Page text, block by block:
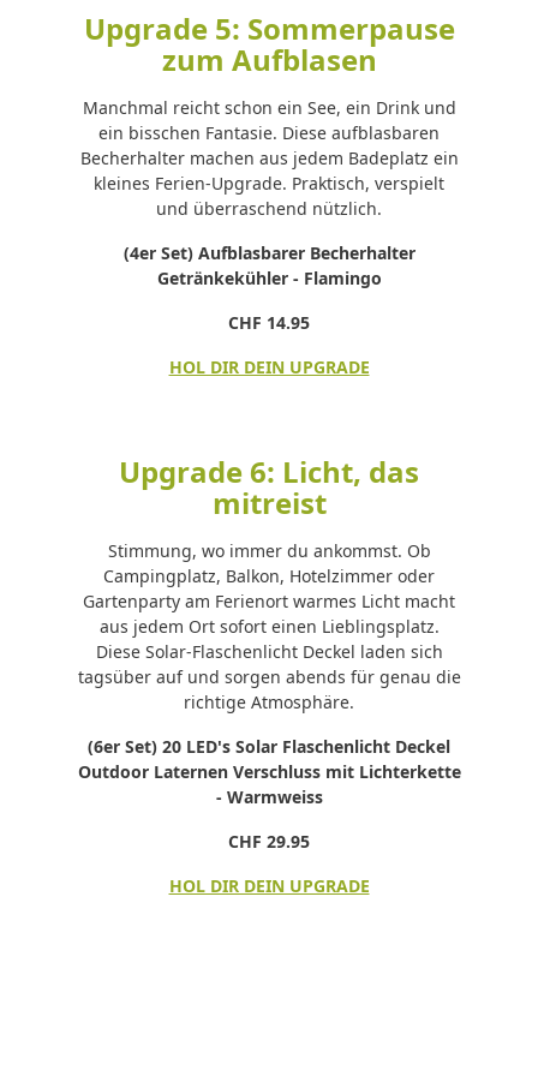
Upgrade 5: Sommerpause
zum Aufblasen
Manchmal reicht schon ein See, ein Drink und
ein bisschen Fantasie. Diese aufblasbaren
Becherhalter machen aus jedem Badeplatz ein
kleines Ferien-Upgrade. Praktisch, verspielt
und überraschend nützlich.
(4er Set) Aufblasbarer Becherhalter
Getränkekühler - Flamingo
CHF 14.95
HOL DIR DEIN UPGRADE
Upgrade 6: Licht, das
mitreist
Stimmung, wo immer du ankommst. Ob
Campingplatz, Balkon, Hotelzimmer oder
Gartenparty am Ferienort warmes Licht macht
aus jedem Ort sofort einen Lieblingsplatz.
Diese Solar-Flaschenlicht Deckel laden sich
tagsüber auf und sorgen abends für genau die
richtige Atmosphäre.
(6er Set) 20 LED's Solar Flaschenlicht Deckel
Outdoor Laternen Verschluss mit Lichterkette
- Warmweiss
CHF 29.95
HOL DIR DEIN UPGRADE